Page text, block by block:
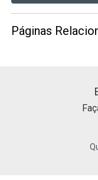
Páginas